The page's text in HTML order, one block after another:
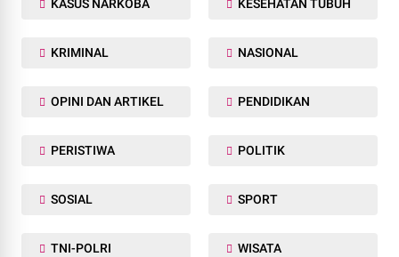
KASUS NARKOBA KESEHATAN TUBUH
KRIMINAL NASIONAL
OPINI DAN ARTIKEL PENDIDIKAN
PERISTIWA POLITIK
SOSIAL SPORT
TNI-POLRI WISATA